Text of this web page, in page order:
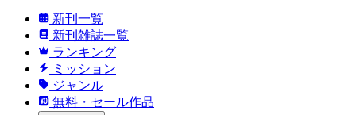
新刊一覧
新刊雑誌一覧
ランキング
ミッション
ジャンル
無料・セール作品